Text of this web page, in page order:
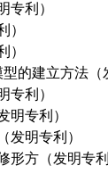
（发明专
发明专
发明专
的建立方法（
（发明专
法（发明
方法（发明
修形方（发